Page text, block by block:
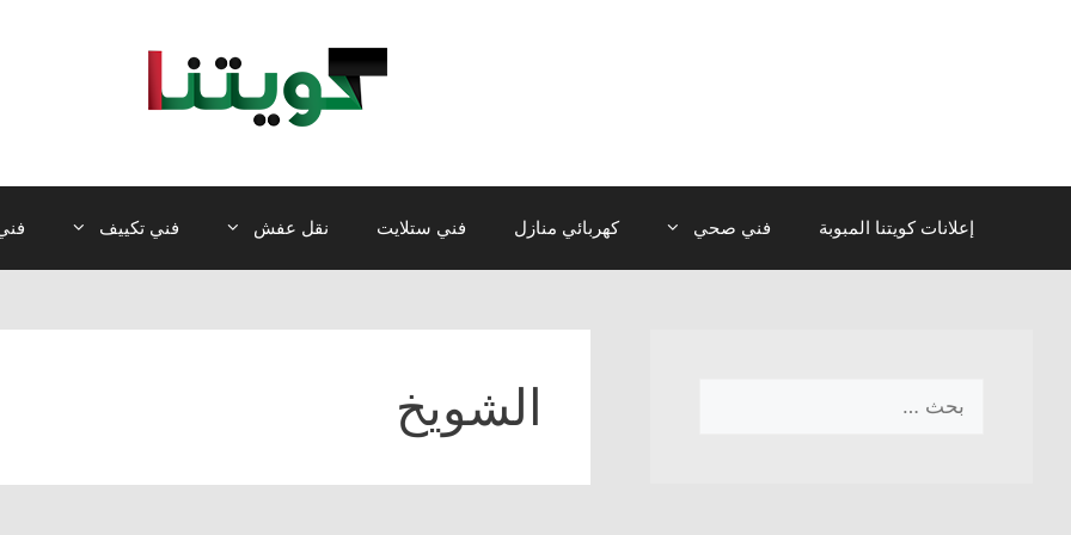
إعلانات كويتنا المبوبة فني صحي كهربائي منازل فني ستلايت نقل عفش فني تكييف
الشويخ
عن: